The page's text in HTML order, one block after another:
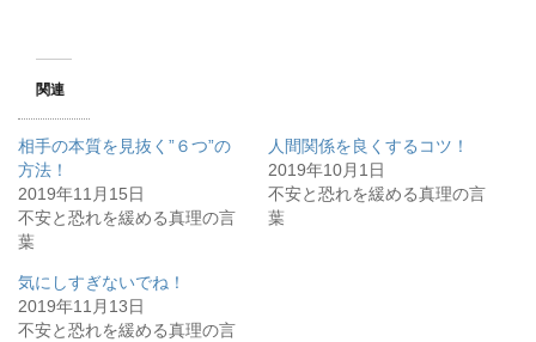
関連
相手の本質を見抜く”６つ”の
方法！
2019年11月15日
不安と恐れを緩める真理の言
葉
人間関係を良くするコツ！
2019年10月1日
不安と恐れを緩める真理の言
葉
気にしすぎないでね！
2019年11月13日
不安と恐れを緩める真理の言